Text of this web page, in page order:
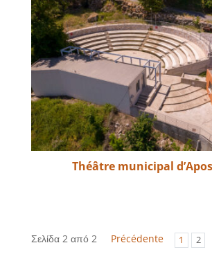
Théâtre municipal
Σελίδα 2 από 2 Précédente 1 2